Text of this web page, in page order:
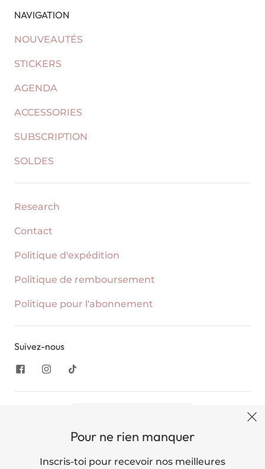
NAVIGATION
NOUVEAUTÉS
STICKERS
AGENDA
ACCESSORIES
SUBSCRIPTION
SOLDES
Research
Contact
Politique d'expédition
Politique de remboursement
Politique pour l'abonnement
Suivez-nous
English
Pour ne rien manquer
Inscris-toi pour recevoir nos meilleures